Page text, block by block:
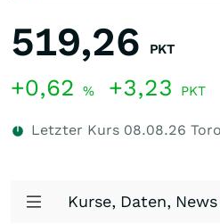
519,26 PKT
+0,62 % +3,23 PKT
Letzter Kurs 08.08.26
Kurse, Daten,